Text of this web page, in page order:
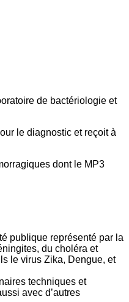
de bactériologie et
le diagnostic et reçoit à
dont le MP3
publique représenté par la
du choléra et
le virus Zika, Dengue, et
techniques et
avec d’autres